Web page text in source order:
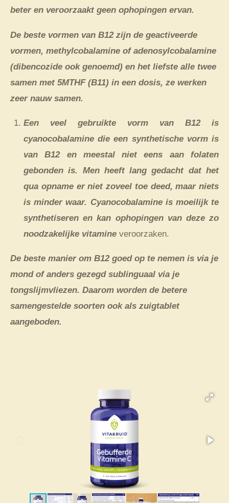
beter en veroorzaakt geen ophopingen ervan.
De beste vormen van B12 zijn de geactiveerde
vormen, methylcobalamine of adenosylcobalamine
(dibencozide ook genoemd) en het liefste alle twee
samen met 5MTHF (B11) in een dosis, ze werken
zeer nauw samen.
Een veel gebruikte vorm van B12 is
cyanocobalamine die een synthetische vorm is
van B12 en meestal niet eens aan folaten
gebonden is. Men heeft lang gedacht dat het
qua opname er niet zoveel toe deed, maar niets
is minder waar. Cyanocobalamine is moeilijk te
synthetiseren en kan ophopingen van deze zo
noodzakelijke vitamine veroorzaken.
De beste manier om B12 goed op te nemen is via je
mond of anders gezegd sublinguaal via je
tongslijmvliezen. Daarom worden de betere
samengestelde soorten ook als zuigtablet
aangeboden.